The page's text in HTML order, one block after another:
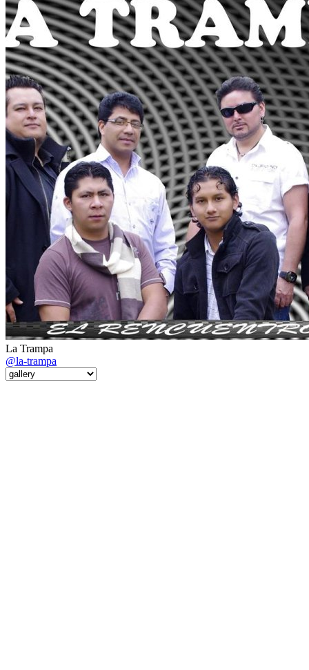
La Trampa
@la-trampa